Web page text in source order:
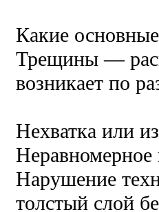
Какие
Трещины —
возникает по
Нехватка или
Неравномерное
Нарушение
толстый слой